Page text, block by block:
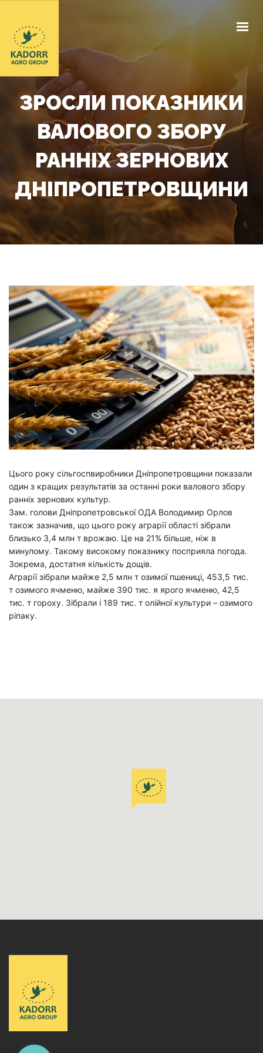
КОМПАНІЯ
ЗАКУПІВЕЛЬНІ ЦІНИ
ДОГОВІРНА БАЗА
НАШІ ДОКУМЕНТИ
НОВИНИ
КОНТАКТИ
UA
ЗРОСЛИ ПОКАЗНИКИ
ВАЛОВОГО ЗБОРУ
РАННІХ ЗЕРНОВИХ
ДНІПРОПЕТРОВЩИНИ
Цього року сільгоспвиробники Дніпропетровщини показали
один з кращих результатів за останні роки валового збору
ранніх зернових культур.
Зам. голови Дніпропетровської ОДА Володимир Орлов
також зазначив, що цього року аграрії області зібрали
близько 3,4 млн т врожаю. Це на 21% більше, ніж в
минулому. Такому високому показнику посприяла погода.
Зокрема, достатня кількість дощів.
Аграрії зібрали майже 2,5 млн т озимої пшениці, 453,5 тис.
т озимого ячменю, майже 390 тис. я ярого ячменю, 42,5
тис. т гороху. Зібрали і 189 тис. т олійної культури – озимого
ріпаку.